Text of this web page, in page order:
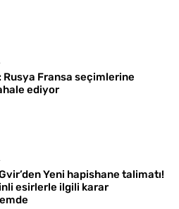
Rusya Fransa seçimlerine
ediyor
Yeni hapishane talimatı!
esirlerle ilgili karar